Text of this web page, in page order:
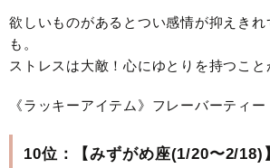
欲しいものがあるとつい感情が抑えき
も。
ストレスは大敵！心にゆとりを持つこと
《ラッキーアイテム》フレーバーティー
10位：【みずがめ座(1/20〜2/18)